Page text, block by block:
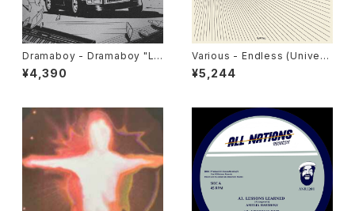
Dramaboy - Dramaboy "L
P"
¥4,390
Various - Endless (Univers
al Cosmic Sounds) "LP"
¥5,244